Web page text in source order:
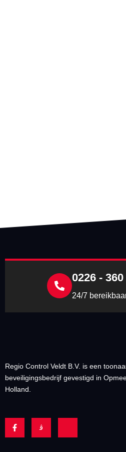
0226 -
24/7
Regio Control Veldt B.V. is een
beveiligingsbedrijf gevestigd in
Holland.
a
c
k
i
i